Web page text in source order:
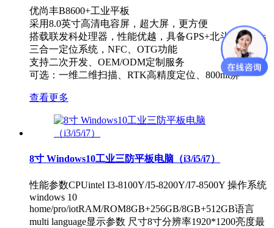
优尚丰B8600+工业平板
采用8.0英寸高清电容屏，超大屏，更方便
搭载联发科处理器，性能优越，具备GPS+北斗+Glonass
三合一定位系统，NFC、OTG功能
支持二次开发、OEM/ODM定制服务
可选：一维二维扫描、RTK高精度定位、800nit屏
查看更多
8寸 Windows10工业三防平板电脑（i3/i5/i7）
性能参数CPUintel I3-8100Y/I5-8200Y/I7-8500Y 操作系统
windows 10
home/pro/iotRAM/ROM8GB+256GB/8GB+512GB语言
multi language显示参数 尺寸8寸分辨率1920*1200亮度最